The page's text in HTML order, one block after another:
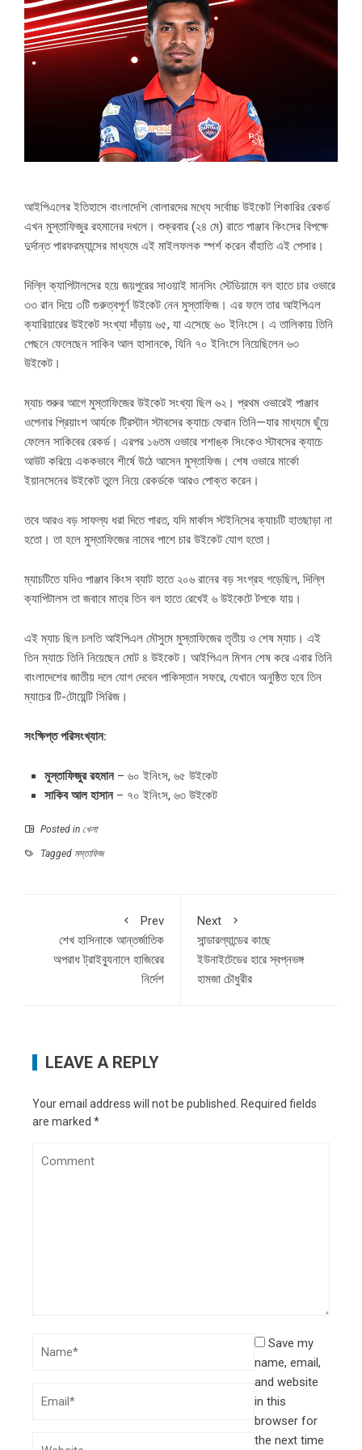
আইপিএলের ইতিহাসে বাংলাদেশি বোলারদের মধ্যে সর্বোচ্চ উইকেট শিকারির রেকর্ড
এখন মুস্তাফিজুর রহমানের দখলে। শুক্রবার (২৪ মে) রাতে পাঞ্জাব কিংসের বিপক্ষে
দুর্দান্ত পারফরম্যান্সের মাধ্যমে এই মাইলফলক স্পর্শ করেন বাঁহাতি এই পেসার।
দিল্লি ক্যাপিটালসের হয়ে জয়পুরের সাওয়াই মানসিং স্টেডিয়ামে বল হাতে চার ওভারে
৩৩ রান দিয়ে ৩টি গুরুত্বপূর্ণ উইকেট নেন মুস্তাফিজ। এর ফলে তার আইপিএল
ক্যারিয়ারের উইকেট সংখ্যা দাঁড়ায় ৬৫, যা এসেছে ৬০ ইনিংসে। এ তালিকায় তিনি
পেছনে ফেলেছেন সাকিব আল হাসানকে, যিনি ৭০ ইনিংসে নিয়েছিলেন ৬৩
উইকেট।
ম্যাচ শুরুর আগে মুস্তাফিজের উইকেট সংখ্যা ছিল ৬২। প্রথম ওভারেই পাঞ্জাব
ওপেনার প্রিয়াংশ আর্যকে ট্রিস্টান স্টাবসের ক্যাচে ফেরান তিনি—যার মাধ্যমে ছুঁয়ে
ফেলেন সাকিবের রেকর্ড। এরপর ১৬তম ওভারে শশাঙ্ক সিংকেও স্টাবসের ক্যাচে
আউট করিয়ে এককভাবে শীর্ষে উঠে আসেন মুস্তাফিজ। শেষ ওভারে মার্কো
ইয়ানসেনের উইকেট তুলে নিয়ে রেকর্ডকে আরও পোক্ত করেন।
তবে আরও বড় সাফল্য ধরা দিতে পারত, যদি মার্কাস স্টইনিসের ক্যাচটি হাতছাড়া না
হতো। তা হলে মুস্তাফিজের নামের পাশে চার উইকেট যোগ হতো।
ম্যাচটিতে যদিও পাঞ্জাব কিংস ব্যাট হাতে ২০৬ রানের বড় সংগ্রহ গড়েছিল, দিল্লি
ক্যাপিটালস তা জবাবে মাত্র তিন বল হাতে রেখেই ৬ উইকেটে টপকে যায়।
এই ম্যাচ ছিল চলতি আইপিএল মৌসুমে মুস্তাফিজের তৃতীয় ও শেষ ম্যাচ। এই
তিন ম্যাচে তিনি নিয়েছেন মোট ৪ উইকেট। আইপিএল মিশন শেষ করে এবার তিনি
বাংলাদেশের জাতীয় দলে যোগ দেবেন পাকিস্তান সফরে, যেখানে অনুষ্ঠিত হবে তিন
ম্যাচের টি-টোয়েন্টি সিরিজ।
সংক্ষিপ্ত পরিসংখ্যান:
মুস্তাফিজুর রহমান– ৬০ ইনিংস, ৬৫ উইকেট
সাকিব আল হাসান– ৭০ ইনিংস, ৬৩ উইকেট
Posted in খেলা
Tagged মস্তাফিজ
Prev
শেখ হাসিনাকে আন্তর্জাতিক
অপরাধ ট্রাইব্যুনালে হাজিরের
নির্দেশ
Next
সান্ডারল্যান্ডের কাছে
ইউনাইটেডের হারে স্বপ্নভঙ্গ
হামজা চৌধুরীর
LEAVE A REPLY
Your email address will not be published. Required fields
are marked *
Save my
name, email,
and website
in this
browser for
the next time